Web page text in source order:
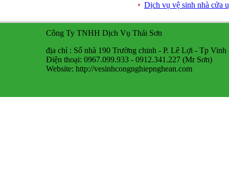
Dịch vụ vệ sinh nhà cửa
Công Ty TNHH Dịch Vụ Thái Sơn
địa chỉ : Số nhà 190 Trường chinh - P. Lê Lợi - Tp Vinh
Điện thoại: 0967.099.933 - 0912.341.227 (Mr Sơn)
Website: http://vesinhcongnghiepnghean.com